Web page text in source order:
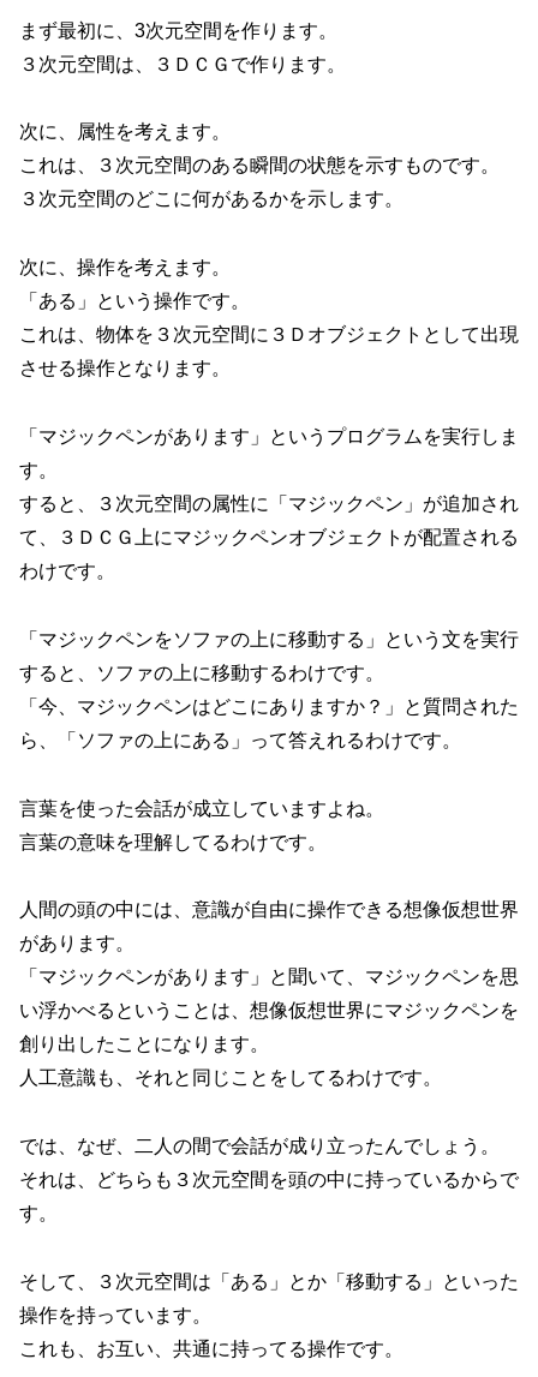
まず最初に、3次元空間を作ります。
３次元空間は、３ＤＣＧで作ります。
次に、属性を考えます。
これは、３次元空間のある瞬間の状態を示すものです。
３次元空間のどこに何があるかを示します。
次に、操作を考えます。
「ある」という操作です。
これは、物体を３次元空間に３Ｄオブジェクトとして出現
させる操作となります。
「マジックペンがあります」というプログラムを実行しま
す。
すると、３次元空間の属性に「マジックペン」が追加され
て、３ＤＣＧ上にマジックペンオブジェクトが配置される
わけです。
「マジックペンをソファの上に移動する」という文を実行
すると、ソファの上に移動するわけです。
「今、マジックペンはどこにありますか？」と質問された
ら、「ソファの上にある」って答えれるわけです。
言葉を使った会話が成立していますよね。
言葉の意味を理解してるわけです。
人間の頭の中には、意識が自由に操作できる想像仮想世界
があります。
「マジックペンがあります」と聞いて、マジックペンを思
い浮かべるということは、想像仮想世界にマジックペンを
創り出したことになります。
人工意識も、それと同じことをしてるわけです。
では、なぜ、二人の間で会話が成り立ったんでしょう。
それは、どちらも３次元空間を頭の中に持っているからで
す。
そして、３次元空間は「ある」とか「移動する」といった
操作を持っています。
これも、お互い、共通に持ってる操作です。